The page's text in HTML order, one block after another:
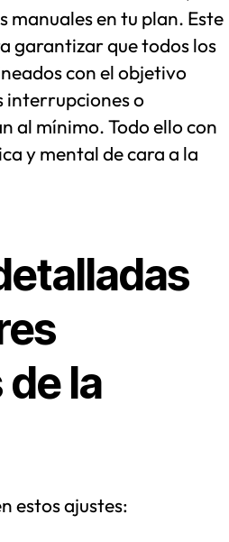
manuales en tu plan. Este
garantizar que todos los
con el objetivo
interrupciones o
al mínimo. Todo ello con
y mental de cara a la
la
estos ajustes: